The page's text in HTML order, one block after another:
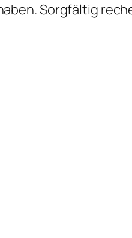
Sorgfältig